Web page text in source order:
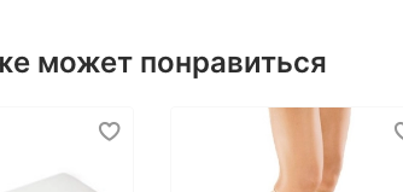
может понравиться